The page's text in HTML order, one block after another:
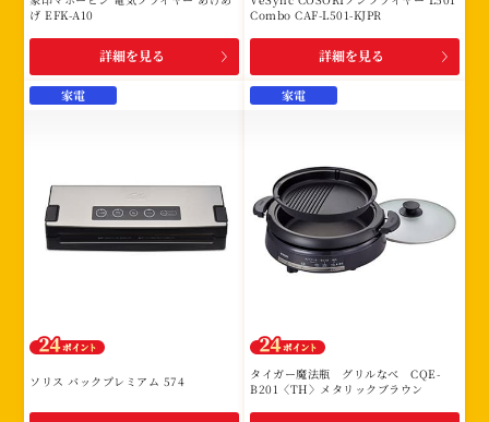
げ EFK-A10
詳細を見る
Combo CAF-L501-KJPR
詳細を見る
家電
ソリス バックプレミアム 574
家電
タイガー魔法瓶 グリルなべ CQE-
B201〈TH〉メタリックブラウン